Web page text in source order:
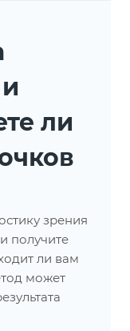
ли
зрения
получите
ли вам
может